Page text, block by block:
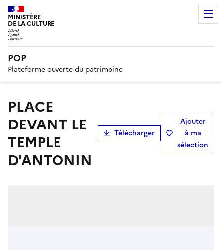
MINISTÈRE
DE LA CULTURE
POP
Plateforme ouverte du patrimoine
PLACE
DEVANT LE
TEMPLE
D'ANTONIN
Télécharger
Ajouter
à ma
sélection